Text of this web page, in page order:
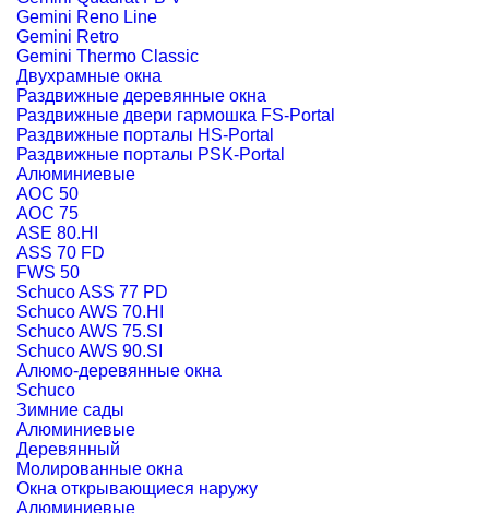
Gemini Reno Line
Gemini Retro
Gemini Thermo Classic
Двухрамные окна
Раздвижные деревянные окна
Раздвижные двери гармошка FS-Portal
Раздвижные порталы HS-Portal
Раздвижные порталы PSK-Portal
Алюминиевые
AOC 50
AOC 75
ASE 80.HI
ASS 70 FD
FWS 50
Schuco ASS 77 PD
Schuco AWS 70.HI
Schuco AWS 75.SI
Schuco AWS 90.SI
Алюмо-деревянные окна
Schuco
Зимние сады
Алюминиевые
Деревянный
Молированные окна
Окна открывающиеся наружу
Алюминиевые